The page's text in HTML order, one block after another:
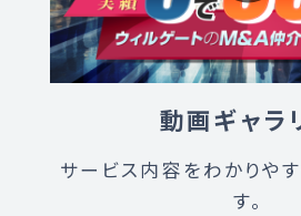
動画ギャラ
サービス内容をわかりや
す。